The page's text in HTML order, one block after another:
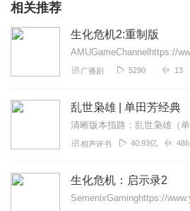
相关推荐
生化危机2:重制版
广播剧 5290 13
乱世枭雄 | 单田芳经典
相声评书 40.93亿 486
生化危机：启示录2